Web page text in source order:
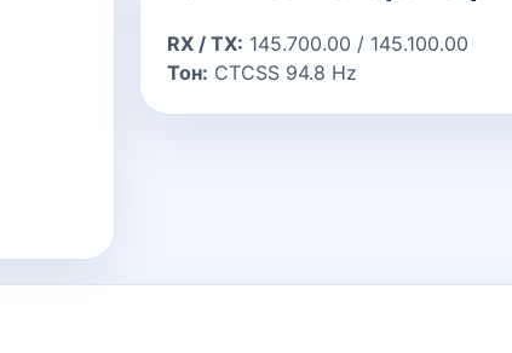
RX / TX: 145.700.00 / 145.100.00
Тон: CTCSS 94.8 Hz